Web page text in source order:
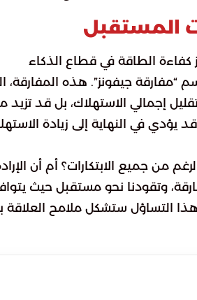
المستقبل
كفاءة الطاقة في قطاع الذكاء
“مفارقة جيفونز”. هذه المفارقة،
إجمالي الاستهلاك، بل قد تزيد
يؤدي في النهاية إلى زيادة
من جميع الابتكارات؟ أم أن
وتقودنا نحو مستقبل حيث
هذا التساؤل ستشكل ملامح العلاقة